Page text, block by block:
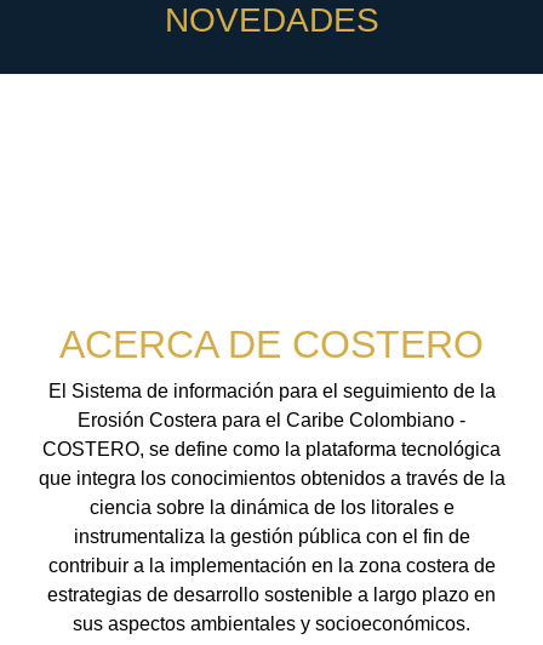
NOVEDADES
ACERCA DE COSTERO
El Sistema de información para el seguimiento de la
Erosión Costera para el Caribe Colombiano -
COSTERO, se define como la plataforma tecnológica
que integra los conocimientos obtenidos a través de la
ciencia sobre la dinámica de los litorales e
instrumentaliza la gestión pública con el fin de
contribuir a la implementación en la zona costera de
estrategias de desarrollo sostenible a largo plazo en
sus aspectos ambientales y socioeconómicos.